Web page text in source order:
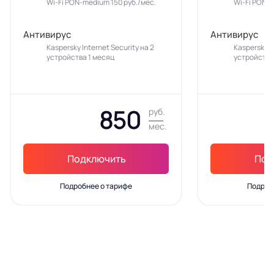
Wi-Fi PON-medium 150 руб./мес.
Антивирус
Kaspersky Internet Security на 2
устройства 1 месяц
850
руб.
мес.
Подключить
Подробнее о тарифе
Wi-Fi PON-
Антивирус
Kaspersky